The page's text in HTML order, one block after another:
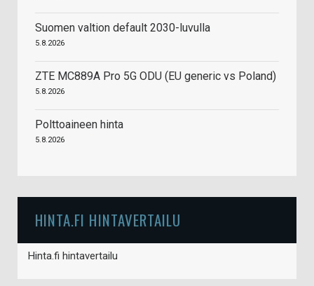
Suomen valtion default 2030-luvulla
5.8.2026
ZTE MC889A Pro 5G ODU (EU generic vs Poland)
5.8.2026
Polttoaineen hinta
5.8.2026
HINTA.FI HINTAVERTAILU
Hinta.fi hintavertailu